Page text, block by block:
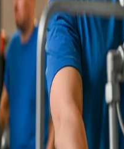
Assistent (m/w/d)
Gesundheitswesen (m/w/d)
w/d)